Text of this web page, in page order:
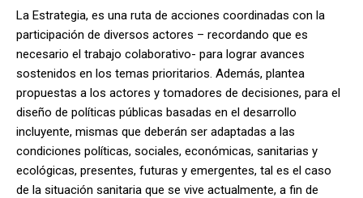
La Estrategia, es una ruta de acciones coordinadas con la
participación de diversos actores – recordando que es
necesario el trabajo colaborativo- para lograr avances
sostenidos en los temas prioritarios. Además, plantea
propuestas a los actores y tomadores de decisiones, para el
diseño de políticas públicas basadas en el desarrollo
incluyente, mismas que deberán ser adaptadas a las
condiciones políticas, sociales, económicas, sanitarias y
ecológicas, presentes, futuras y emergentes, tal es el caso
de la situación sanitaria que se vive actualmente, a fin de